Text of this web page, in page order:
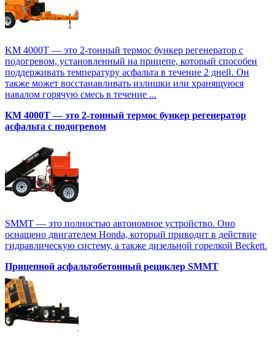
KM 4000T — это 2-тонный термос бункер регенератор с
подогревом, установленный на прицепе, который способен
поддерживать температуру асфальта в течение 2 дней. Он
также может восстанавливать излишки или хранящуюся
навалом горячую смесь в течение ...
KM 4000T — это 2-тонный термос бункер регенератор
асфальта с подогревом
SMMT — это полностью автономное устройство. Оно
оснащено двигателем Honda, который приводит в действие
гидравлическую систему, а также дизельной горелкой Beckett.
Прицепной асфальтобетонный рециклер SMMT